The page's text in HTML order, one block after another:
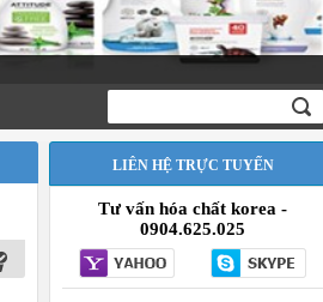
LIÊN HỆ TRỰC TUYẾN
Tư vấn hóa chất korea -
0904.625.025